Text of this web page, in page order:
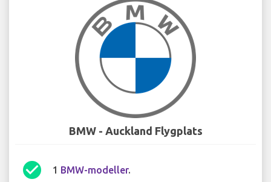
BMW - Auckland Flygplats
check_circle 1 BMW-modeller.